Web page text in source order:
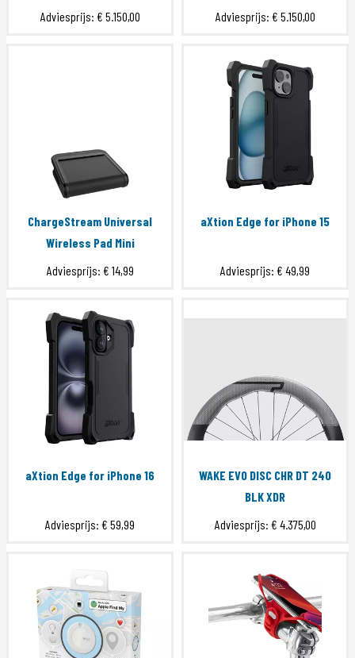
Adviesprijs: € 5.150,00
Adviesprijs: € 5.150,00
ChargeStream Universal
Wireless Pad Mini
Adviesprijs: € 14,99
aXtion Edge for iPhone 15
Adviesprijs: € 49,99
aXtion Edge for iPhone 16
Adviesprijs: € 59,99
WAKE EVO DISC CHR DT 240
BLK XDR
Adviesprijs: € 4.375,00